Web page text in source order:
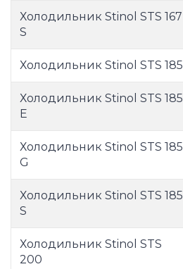
Холодильник Stinol STS 167
S
Холодильник Stinol STS 185
Холодильник Stinol STS 185
E
Холодильник Stinol STS 185
G
Холодильник Stinol STS 185
S
Холодильник Stinol STS
200